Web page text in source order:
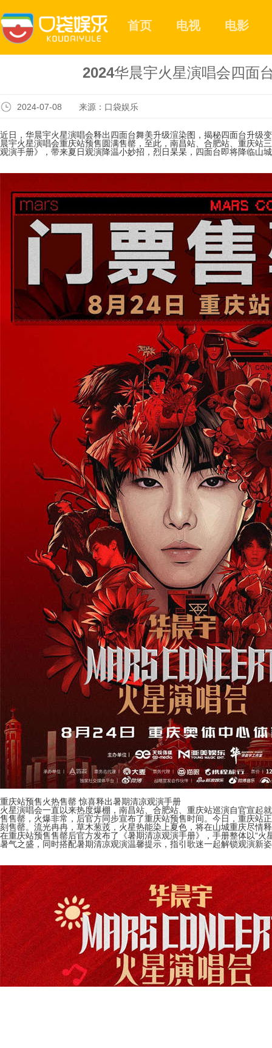
首页 电视 电影
2024华晨宇火星演唱会四面
2024-07-08 来源：口袋娱乐
近日，华晨宇火星演唱会释出四面台舞美升级渲染图，揭秘四面台升级
晨宇火星演唱会重庆站预售圆满售罄，至此，南昌站、合肥站、重庆站
观演手册》，带来夏日观演降温小妙招，烈日杲杲，四面台即将降临山
重庆站预售火热售罄 惊喜释出暑期清凉观演手册
火星演唱会一直以来热度爆棚，南昌站、合肥站、重庆站巡演自官宣起
售售罄，火爆非常，后官方同步宣布了重庆站预售时间。今日，重庆站
刻售罄。流光冉冉，草木葱茙，火星热能染上夏色，将在山城重庆尽情
在重庆站预售售罄后官方发布了《暑期清凉观演手册》，手册整体以“火
暑气之盛，同时搭配暑期清凉观演温馨提示，指引歌迷一起解锁观演新